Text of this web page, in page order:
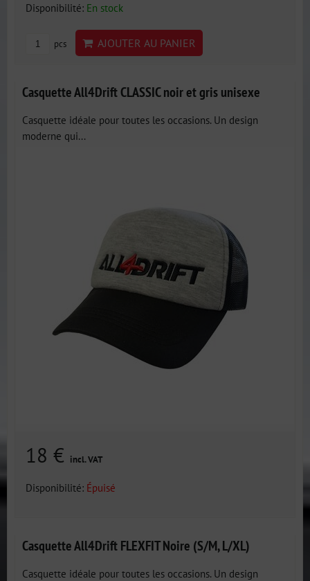
Disponibilité: En stock
pcs AJOUTER AU PANIER
Casquette All4Drift CLASSIC noir et gris unisexe
Casquette idéale pour toutes les occasions. Un design
moderne qui...
18 € incl. VAT
Disponibilité: Épuisé
Casquette All4Drift FLEXFIT Noire (S/M, L/XL)
Casquette idéale pour toutes les occasions. Un design